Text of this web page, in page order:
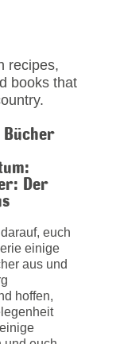
recipes,
books that
Bücher
Der
euch
einige
aus und
hoffen,